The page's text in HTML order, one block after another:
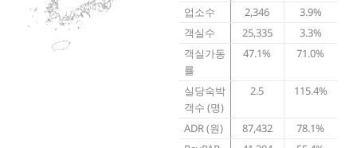
업소수 2,346
3.9%
객실수
25,335
3.3%
객실가동
률
47.1% 71.0%
실당숙박
객수 (명)
2.5 115.4%
ADR (원) 87,432
78.1%